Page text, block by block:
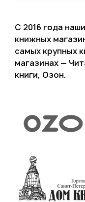
С 2016 года
книжных
самых крупных
магазинах —
книги, Озон.